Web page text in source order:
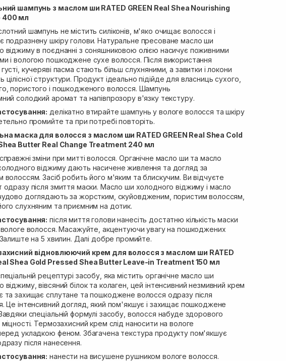
шампунь з маслом ши RATED GREEN Real Shea Nourishing
400 мл
шампунь не містить силіконів, м'яко очищає волосся і
подразнену шкіру голови. Натуральне пресоване масло ши
віджиму в поєднанні з соняшниковою олією насичує поживними
і вологою пошкоджене сухе волосся. Після використання
кучеряві пасма стають більш слухняними, а завитки і локони
цілісної структури. Продукт ідеально підійде для власниць сухого,
пористого і пошкодженого волосся. Шампунь
солодкий аромат та напівпрозору в'язку текстуру.
делікатно втирайте шампунь у вологе волосся та шкіру
промийте та при потребі повторіть.
маска для волосся з маслом ши RATED GREEN Real Shea Cold
Butter Real Change Treatment 240 мл
зміни при митті волосся. Органічне масло ши та масло
віджиму дають насичене живлення та догляд за
волоссям. Засіб робить його м'яким та блискучим. Ви відчуєте
одразу після змиття маски. Масло ши холодного віджиму і масло
доглядають за жорстким, скуйовдженим, пористим волоссям,
слухняним та приємним на дотик.
після миття голови нанесіть достатню кількість маски
волосся. Масажуйте, акцентуючи увагу на пошкоджених
Залиште на 5 хвилин. Далі добре промийте.
відновлюючий крем для волосся з маслом ши RATED
Shea Gold Pressed Shea Butter Leave-in Treatment 150 мл
рецептурі засобу, яка містить органічне масло ши
віджиму, вівсяний білок та колаген, цей інтенсивний незмивний крем
та захищає сплутане та пошкоджене волосся одразу після
Це інтенсивний догляд, який пом'якшує і захищає пошкоджене
спеціальній формулі засобу, волосся набуде здорового
Термозахисний крем слід наносити на вологе
укладкою феном. Збагачена текстура продукту пом'якшує
після нанесення.
нанести на висушене рушником вологе волосся.